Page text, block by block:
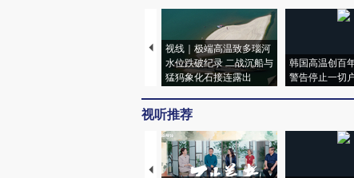
视线｜极端高温致多瑙河
水位跌破纪录 二战沉船与
猛犸象化石接连露出
韩国高温创百
警告停止一切
视听推荐